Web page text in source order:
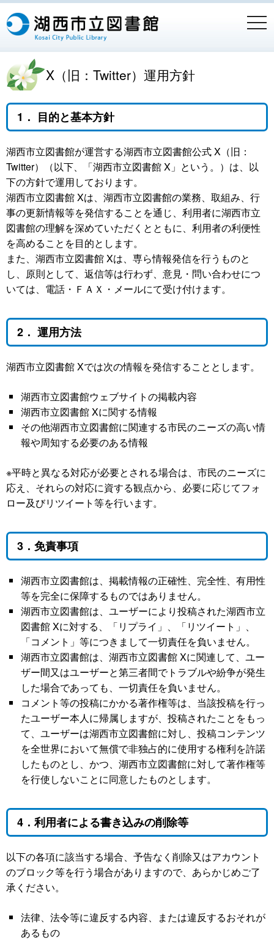
X（旧：Twitter）運用方針
1． 目的と基本方針
湖西市立図書館が運営する湖西市立図書館公式 X（旧：
Twitter）（以下、「湖西市立図書館 X」という。）は、以
下の方針で運用しております。
湖西市立図書館 Xは、湖西市立図書館の業務、取組み、行
事の更新情報等を発信することを通じ、利用者に湖西市立
図書館の理解を深めていただくとともに、利用者の利便性
を高めることを目的とします。
また、湖西市立図書館 Xは、専ら情報発信を行うものと
し、原則として、返信等は行わず、意見・問い合わせにつ
いては、電話・ＦＡＸ・メールにて受け付けます。
2． 運用方法
湖西市立図書館 Xでは次の情報を発信することとします。
湖西市立図書館ウェブサイトの掲載内容
湖西市立図書館 Xに関する情報
その他湖西市立図書館に関連する市民のニーズの高い情
報や周知する必要のある情報
※平時と異なる対応が必要とされる場合は、市民のニーズに
応え、それらの対応に資する観点から、必要に応じてフォ
ロー及びリツイート等を行います。
3．免責事項
湖西市立図書館は、掲載情報の正確性、完全性、有用性
等を完全に保障するものではありません。
湖西市立図書館は、ユーザーにより投稿された湖西市立
図書館 Xに対する、「リプライ」、「リツイート」、
「コメント」等につきまして一切責任を負いません。
湖西市立図書館は、湖西市立図書館 Xに関連して、ユー
ザー間又はユーザーと第三者間でトラブルや紛争が発生
した場合であっても、一切責任を負いません。
コメント等の投稿にかかる著作権等は、当該投稿を行っ
たユーザー本人に帰属しますが、投稿されたことをもっ
て、ユーザーは湖西市立図書館に対し、投稿コンテンツ
を全世界において無償で非独占的に使用する権利を許諾
したものとし、かつ、湖西市立図書館に対して著作権等
を行使しないことに同意したものとします。
4．利用者による書き込みの削除等
以下の各項に該当する場合、予告なく削除又はアカウント
のブロック等を行う場合がありますので、あらかじめご了
承ください。
法律、法令等に違反する内容、または違反するおそれが
あるもの